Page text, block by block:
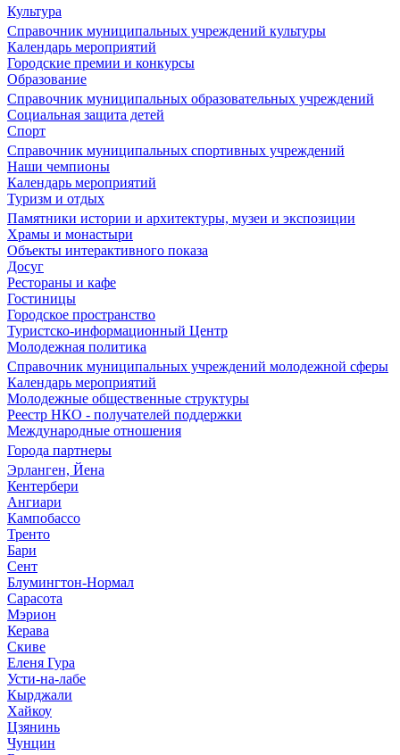
Культура
Справочник муниципальных учреждений культуры
Календарь мероприятий
Городские премии и конкурсы
Образование
Справочник муниципальных образовательных учреждений
Социальная защита детей
Спорт
Справочник муниципальных спортивных учреждений
Наши чемпионы
Календарь мероприятий
Туризм и отдых
Памятники истории и архитектуры, музеи и экспозиции
Храмы и монастыри
Объекты интерактивного показа
Досуг
Рестораны и кафе
Гостиницы
Городское пространство
Туристско-информационный Центр
Молодежная политика
Справочник муниципальных учреждений молодежной сферы
Календарь мероприятий
Молодежные общественные структуры
Реестр НКО - получателей поддержки
Международные отношения
Города партнеры
Эрланген, Йена
Кентербери
Ангиари
Кампобассо
Тренто
Бари
Сент
Блумингтон-Нормал
Сарасота
Мэрион
Керава
Скиве
Еленя Гура
Усти-на-лабе
Кырджали
Хайкоу
Цзянинь
Чунцин